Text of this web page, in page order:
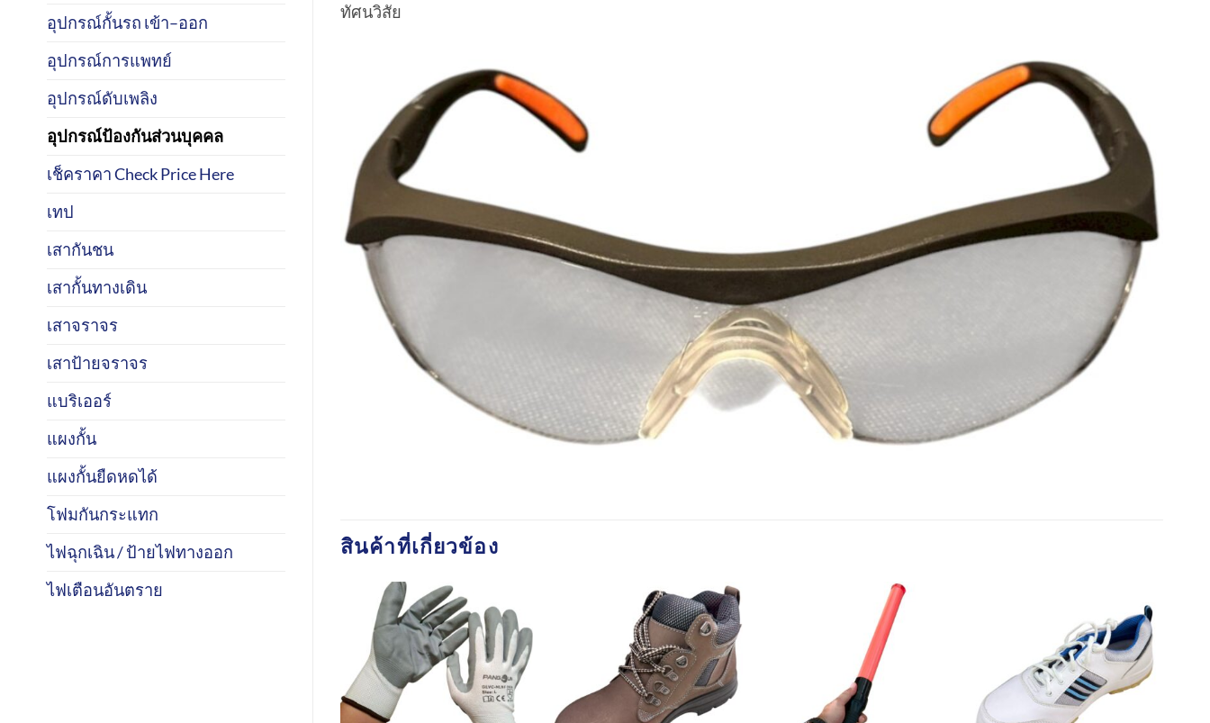
อุปกรณ์กั้นรถ เข้า–ออก
อุปกรณ์การแพทย์
อุปกรณ์ดับเพลิง
อุปกรณ์ป้องกันส่วนบุคคล
เช็คราคา Check Price Here
เทป
เสากันชน
เสากั้นทางเดิน
เสาจราจร
เสาป้ายจราจร
แบริเออร์
แผงกั้น
แผงกั้นยืดหดได้
โฟมกันกระแทก
ไฟฉุกเฉิน / ป้ายไฟทางออก
ไฟเตือนอันตราย
ทัศนวิสัย
สินค้าที่เกี่ยวข้อง